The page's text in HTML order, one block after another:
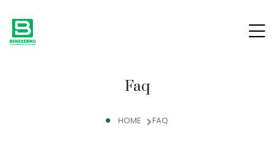
Faq
HOME FAQ